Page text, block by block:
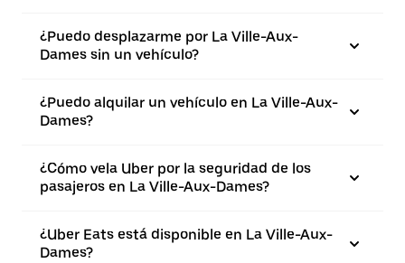
¿Puedo desplazarme por La Ville-Aux-
Dames sin un vehículo?
¿Puedo alquilar un vehículo en La Ville-Aux-
Dames?
¿Cómo vela Uber por la seguridad de los
pasajeros en La Ville-Aux-Dames?
¿Uber Eats está disponible en La Ville-Aux-
Dames?